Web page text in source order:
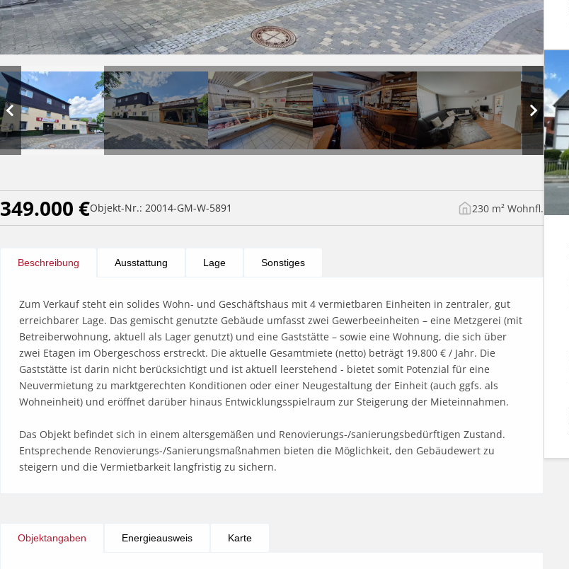
349.000 €Objekt-Nr.: 20014-GM-W-5891 230 m² Wohnfl.
Beschreibung Ausstattung Lage Sonstiges
Zum Verkauf steht ein solides Wohn- und Geschäftshaus mit 4 vermietbaren Einheiten in zentraler, gut
erreichbarer Lage. Das gemischt genutzte Gebäude umfasst zwei Gewerbeeinheiten – eine Metzgerei (mit
Betreiberwohnung, aktuell als Lager genutzt) und eine Gaststätte – sowie eine Wohnung, die sich über
zwei Etagen im Obergeschoss erstreckt. Die aktuelle Gesamtmiete (netto) beträgt 19.800 € / Jahr. Die
Gaststätte ist darin nicht berücksichtigt und ist aktuell leerstehend - bietet somit Potenzial für eine
Neuvermietung zu marktgerechten Konditionen oder einer Neugestaltung der Einheit (auch ggfs. als
Wohneinheit) und eröffnet darüber hinaus Entwicklungsspielraum zur Steigerung der Mieteinnahmen.
Das Objekt befindet sich in einem altersgemäßen und Renovierungs-/sanierungsbedürftigen Zustand.
Entsprechende Renovierungs-/Sanierungsmaßnahmen bieten die Möglichkeit, den Gebäudewert zu
steigern und die Vermietbarkeit langfristig zu sichern.
Objektangaben Energieausweis Karte